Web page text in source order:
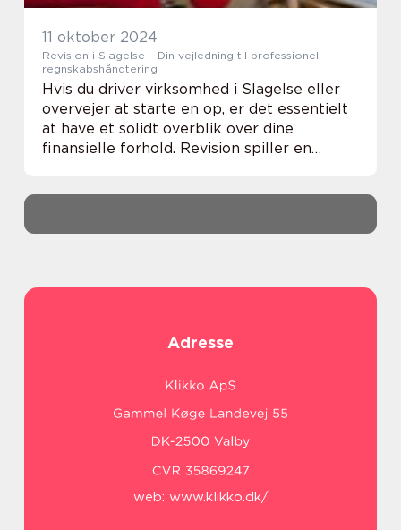
11 oktober 2024
Revision i Slagelse – Din vejledning til professionel
regnskabshåndtering
Hvis du driver virksomhed i Slagelse eller
overvejer at starte en op, er det essentielt
at have et solidt overblik over dine
finansielle forhold. Revision spiller en
Adresse
web: www.klikko.dk/